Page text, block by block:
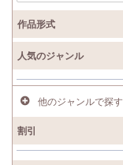
作品形式
人気のジャンル
他のジャンルで探す
割引